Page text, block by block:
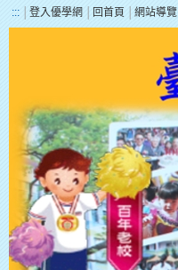
::: 登入優學網 回首頁 網站導覽